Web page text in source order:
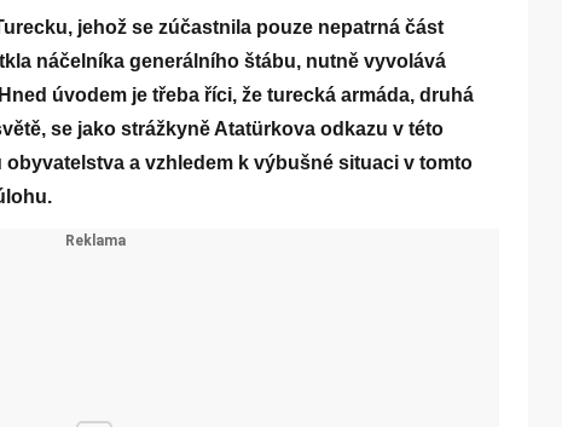
jehož se zúčastnila pouze nepatrná část
náčelníka generálního štábu, nutně vyvolává
úvodem je třeba říci, že turecká armáda, druhá
se jako strážkyně Atatürkova odkazu v této
a vzhledem k výbušné situaci v tomto